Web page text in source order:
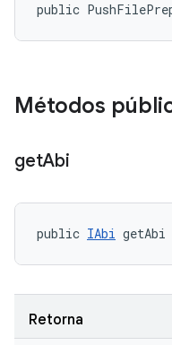
public
Métodos
getAbi
public IAbi
Retorna